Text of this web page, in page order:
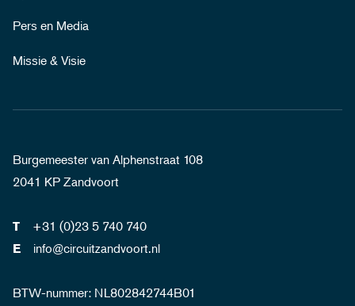
Pers en Media
Missie & Visie
Burgemeester van Alphenstraat 108
2041 KP Zandvoort
T +31 (0)23 5 740 740
E info@circuitzandvoort.nl
BTW-nummer: NL802842744B01